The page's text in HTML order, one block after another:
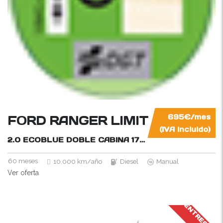
695€/mes
(IVA incluido)
FORD RANGER LIMITED 4×4
2.0 ECOBLUE DOBLE CABINA 170CV
60 meses 10.000 km/año Diesel Manual
Ver oferta